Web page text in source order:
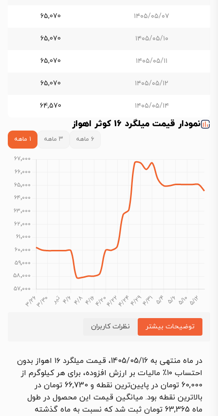
۱۴۰۵/۰۵/۰۷ 65,070
۱۴۰۵/۰۵/۱۰ 65,070
۱۴۰۵/۰۵/۱۱ 65,070
۱۴۰۵/۰۵/۱۲ 65,070
۱۴۰۵/۰۵/۱۴ 64,570
نمودار قیمت میلگرد 16 کوثر اهواز
۶ ماهه ۳ ماهه ۱ ماهه
توضیحات بیشتر نظرات کاربران
در ماه منتهی به 1405/05/16، قیمت میلگرد ۱۶ اهواز بدون
احتساب ۱۰٪ مالیات بر ارزش افزوده، برای هر کیلوگرم از
60,000 تومان در پایین‌ترین نقطه و 66,730 تومان در
بالاترین نقطه بود. میانگین قیمت این محصول در طول
ماه 63,365 تومان ثبت شد که نسبت به ماه گذشته